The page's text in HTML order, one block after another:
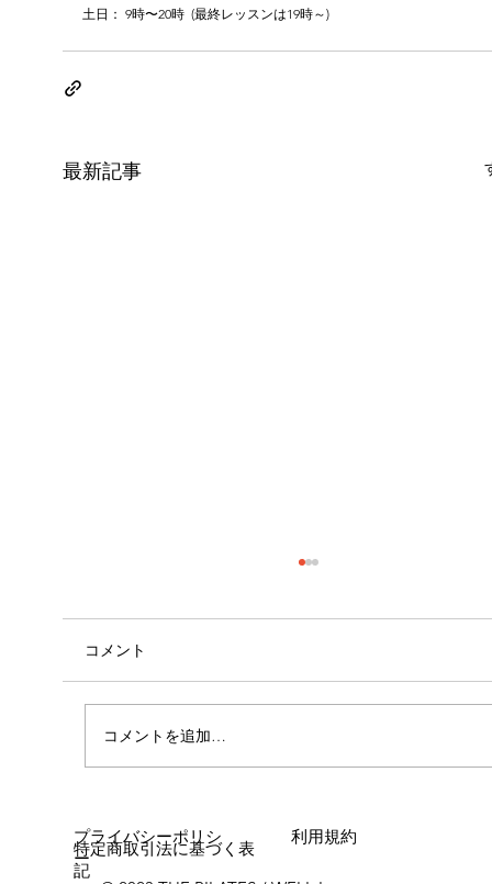
土日： 9時〜20時  (最終レッスンは19時～)
最新記事
外腿の張り感
コメント
コメントを追加…
プライバシーポリシ
ー
利用規約
特定商取引法に基づく表
記